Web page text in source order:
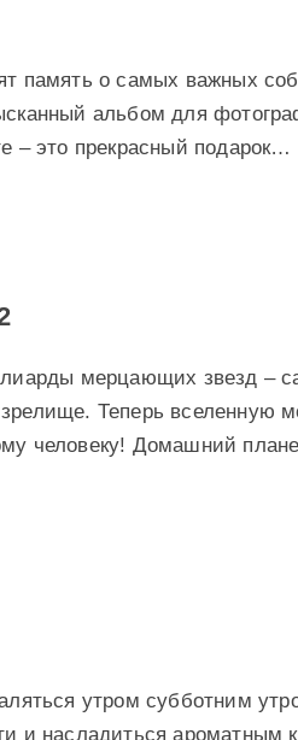
память о самых важных
альбом для
– это прекрасный подарок…
мерцающих звезд –
Теперь вселенную
человеку! Домашний
утром субботним
и насладиться ароматным